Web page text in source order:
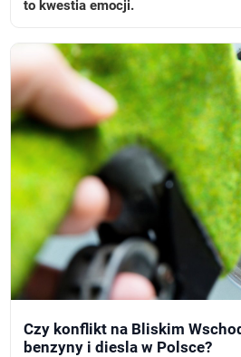
to kwestia emocji.
Czy konflikt na Bliskim
benzyny i diesla w Polsce?